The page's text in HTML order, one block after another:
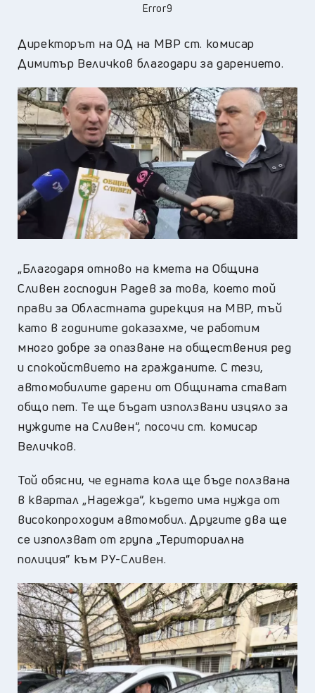
Error9
Директорът на ОД на МВР ст. комисар
Димитър Величков благодари за дарението.
„Благодаря отново на кмета на Община
Сливен господин Радев за това, което той
прави за Областната дирекция на МВР, тъй
като в годините доказахме, че работим
много добре за опазване на обществения ред
и спокойствието на гражданите. С тези,
автомобилите дарени от Общината стават
общо пет. Те ще бъдат използвани изцяло за
нуждите на Сливен“, посочи ст. комисар
Величков.
Той обясни, че едната кола ще бъде ползвана
в квартал „Надежда“, където има нужда от
високопроходим автомобил. Другите два ще
се използват от група „Териториална
полиция” към РУ-Сливен.